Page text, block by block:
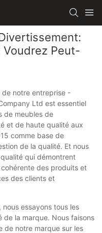
Voudrez Peut-
notre entreprise -
Ltd est essentiel
de meubles de
et de haute qualité aux
comme base de
de la qualité. Et nous
qui démontrent
des produits et
des clients et
nous essayons tous les
de la marque. Nous faisons
de notre marque sur les